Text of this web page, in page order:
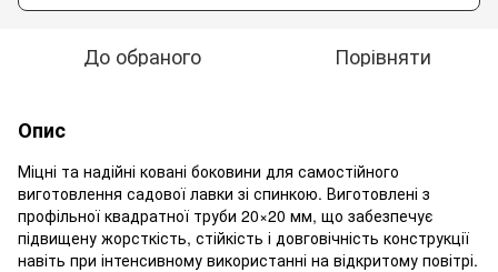
До обраного Порівняти
Опис
Міцні та надійні ковані боковини для самостійного
виготовлення садової лавки зі спинкою. Виготовлені з
профільної квадратної труби 20×20 мм, що забезпечує
підвищену жорсткість, стійкість і довговічність конструкції
навіть при інтенсивному використанні на відкритому повітрі.